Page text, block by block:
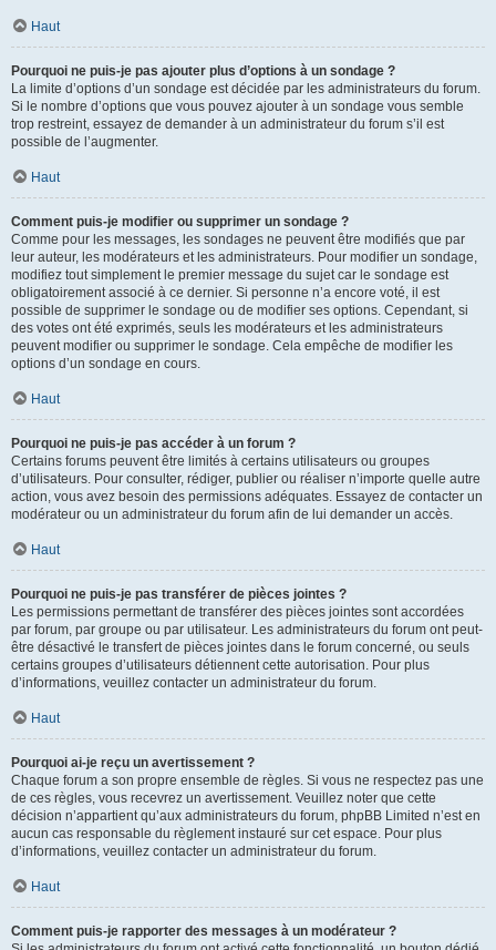
Haut
Pourquoi ne puis-je pas ajouter plus d’options à un sondage ?
La limite d’options d’un sondage est décidée par les administrateurs du forum.
Si le nombre d’options que vous pouvez ajouter à un sondage vous semble
trop restreint, essayez de demander à un administrateur du forum s’il est
possible de l’augmenter.
Haut
Comment puis-je modifier ou supprimer un sondage ?
Comme pour les messages, les sondages ne peuvent être modifiés que par
leur auteur, les modérateurs et les administrateurs. Pour modifier un sondage,
modifiez tout simplement le premier message du sujet car le sondage est
obligatoirement associé à ce dernier. Si personne n’a encore voté, il est
possible de supprimer le sondage ou de modifier ses options. Cependant, si
des votes ont été exprimés, seuls les modérateurs et les administrateurs
peuvent modifier ou supprimer le sondage. Cela empêche de modifier les
options d’un sondage en cours.
Haut
Pourquoi ne puis-je pas accéder à un forum ?
Certains forums peuvent être limités à certains utilisateurs ou groupes
d’utilisateurs. Pour consulter, rédiger, publier ou réaliser n’importe quelle autre
action, vous avez besoin des permissions adéquates. Essayez de contacter un
modérateur ou un administrateur du forum afin de lui demander un accès.
Haut
Pourquoi ne puis-je pas transférer de pièces jointes ?
Les permissions permettant de transférer des pièces jointes sont accordées
par forum, par groupe ou par utilisateur. Les administrateurs du forum ont peut-
être désactivé le transfert de pièces jointes dans le forum concerné, ou seuls
certains groupes d’utilisateurs détiennent cette autorisation. Pour plus
d’informations, veuillez contacter un administrateur du forum.
Haut
Pourquoi ai-je reçu un avertissement ?
Chaque forum a son propre ensemble de règles. Si vous ne respectez pas une
de ces règles, vous recevrez un avertissement. Veuillez noter que cette
décision n’appartient qu’aux administrateurs du forum, phpBB Limited n’est en
aucun cas responsable du règlement instauré sur cet espace. Pour plus
d’informations, veuillez contacter un administrateur du forum.
Haut
Comment puis-je rapporter des messages à un modérateur ?